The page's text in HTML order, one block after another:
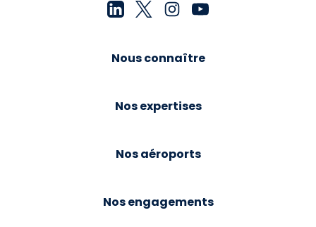
Nous connaître
Nos expertises
Nos aéroports
Nos engagements